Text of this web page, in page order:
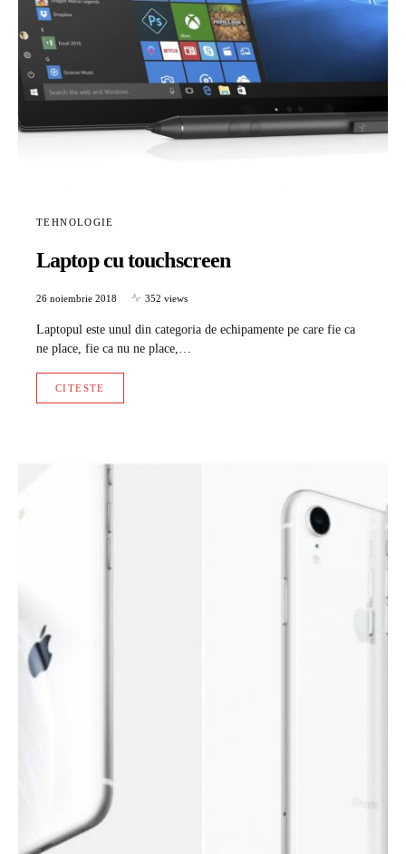
TEHNOLOGIE
Laptop cu touchscreen
26 noiembrie 2018 352 views
Laptopul este unul din categoria de echipamente pe care fie ca
ne place, fie ca nu ne place,…
CITESTE